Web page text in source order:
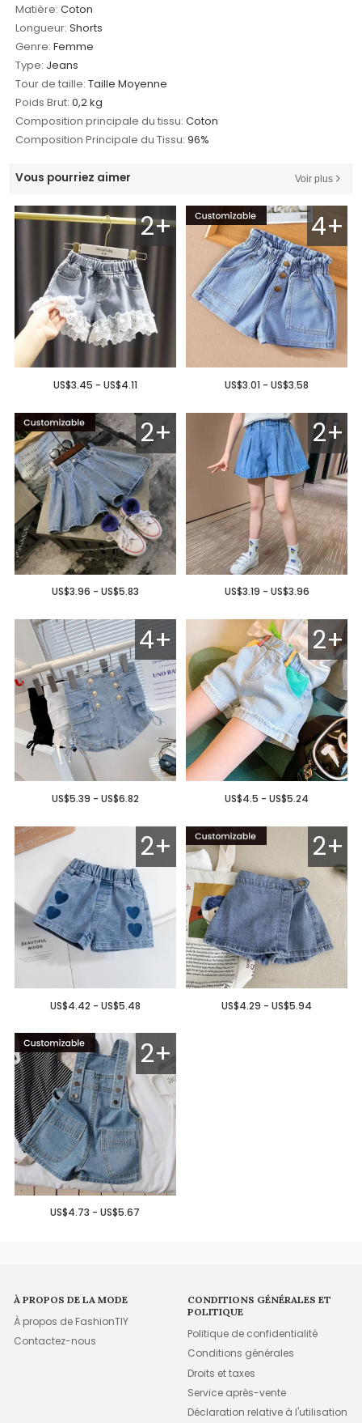
Matière: Coton
Longueur: Shorts
Genre: Femme
Type: Jeans
Tour de taille: Taille Moyenne
Poids Brut: 0,2 kg
Composition principale du tissu: Coton
Composition Principale du Tissu: 96%
Vous pourriez aimer Voir plus
2+
US$3.45 - US$4.11
4+
US$3.01 - US$3.58
2+
US$3.96 - US$5.83
2+
US$3.19 - US$3.96
4+
US$5.39 - US$6.82
2+
US$4.5 - US$5.24
2+
US$4.42 - US$5.48
2+
US$4.29 - US$5.94
2+
US$4.73 - US$5.67
À PROPOS DE LA MODE
À propos de FashionTIY
Contactez-nous
CONDITIONS GÉNÉRALES ET
POLITIQUE
Politique de confidentialité
Conditions générales
Droits et taxes
Service après-vente
Déclaration relative à l'utilisation